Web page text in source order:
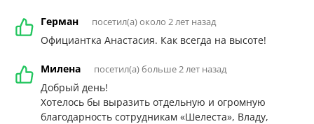
Герман посетил(а) около 2 лет назад
Официантка Анастасия. Как всегда на высоте!
Милена посетил(а) больше 2 лет назад
Добрый день!
Хотелось бы выразить отдельную и огромную
благодарность сотрудникам «Шелеста», Владу,